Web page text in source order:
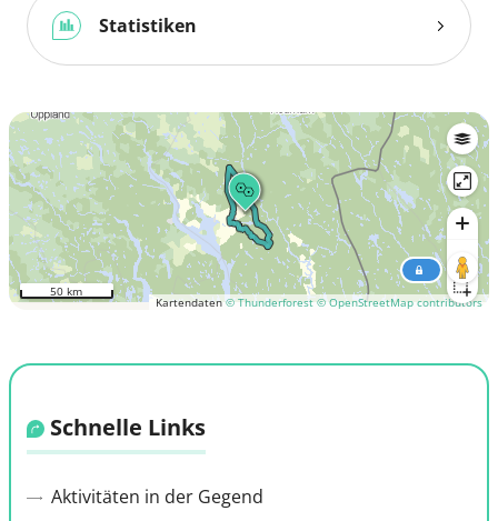
Statistiken
Kartendaten© Thunderforest © OpenStreetMap contributors
50 km
Schnelle Links
Aktivitäten in der Gegend